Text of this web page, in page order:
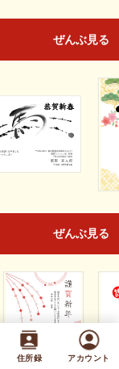
住所録 アカウント
ぜんぶ見る
ぜんぶ見る